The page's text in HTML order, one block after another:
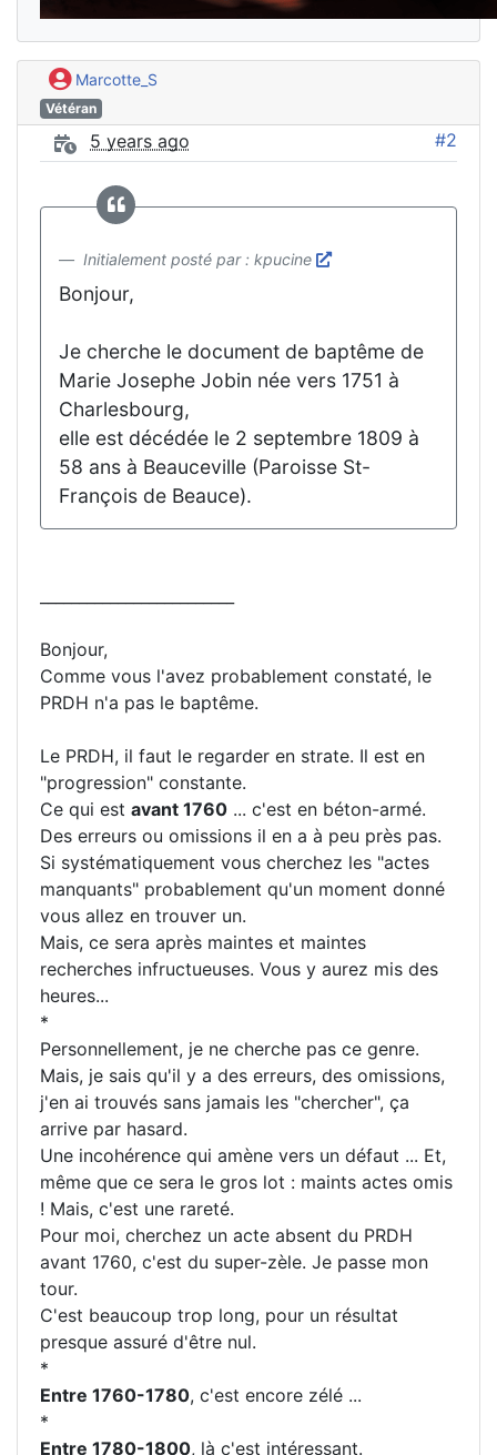
Marcotte_S
Vétéran
5 years ago #2
Initialement posté par : kpucine
Bonjour,
Je cherche le document de baptême de
Marie Josephe Jobin née vers 1751 à
Charlesbourg,
elle est décédée le 2 septembre 1809 à
58 ans à Beauceville (Paroisse St-
François de Beauce).
Bonjour,
Comme vous l'avez probablement constaté, le
PRDH n'a pas le baptême.
Le PRDH, il faut le regarder en strate. Il est en
"progression" constante.
Ce qui est avant 1760 ... c'est en béton-armé.
Des erreurs ou omissions il en a à peu près pas.
Si systématiquement vous cherchez les "actes
manquants" probablement qu'un moment donné
vous allez en trouver un.
Mais, ce sera après maintes et maintes
recherches infructueuses. Vous y aurez mis des
heures...
*
Personnellement, je ne cherche pas ce genre.
Mais, je sais qu'il y a des erreurs, des omissions,
j'en ai trouvés sans jamais les "chercher", ça
arrive par hasard.
Une incohérence qui amène vers un défaut ... Et,
même que ce sera le gros lot : maints actes omis
! Mais, c'est une rareté.
Pour moi, cherchez un acte absent du PRDH
avant 1760, c'est du super-zèle. Je passe mon
tour.
C'est beaucoup trop long, pour un résultat
presque assuré d'être nul.
*
Entre 1760-1780, c'est encore zélé ...
*
Entre 1780-1800, là c'est intéressant.